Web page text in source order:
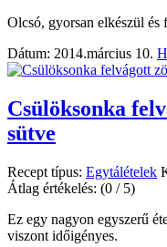
Olcsó, gyorsan elkészül és
Dátum: 2014.március 10.
Csülöksonka
sütve
Recept típus: Egytálételek
Átlag értékelés: (0 / 5)
Ez egy nagyon egyszerű
viszont időigényes.